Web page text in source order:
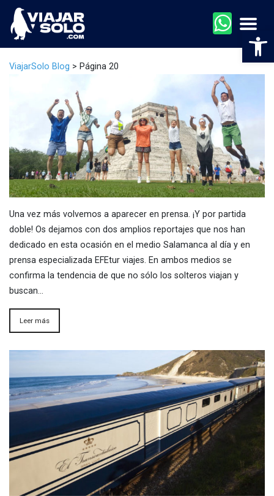
ViajarSolo Blog > Página 20
Una vez más volvemos a aparecer en prensa. ¡Y por partida
doble! Os dejamos con dos amplios reportajes que nos han
dedicado en esta ocasión en el medio Salamanca al día y en
prensa especializada EFEtur viajes. En ambos medios se
confirma la tendencia de que no sólo los solteros viajan y
buscan…
Leer más